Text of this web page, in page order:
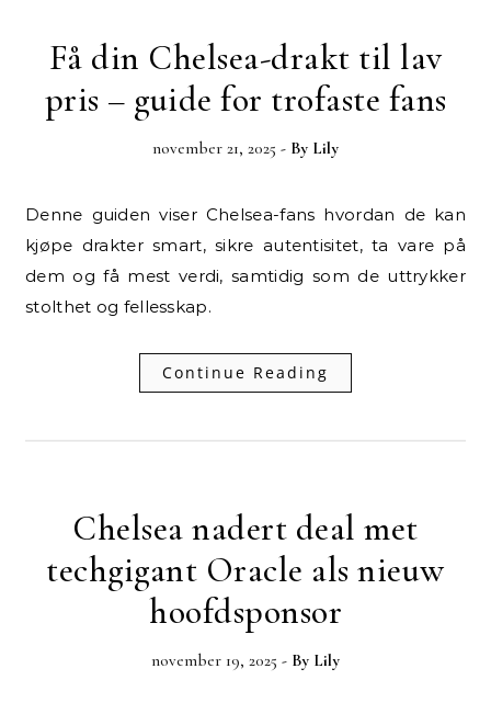
Få din Chelsea-drakt til lav
pris – guide for trofaste fans
november 21, 2025 - By Lily
Denne guiden viser Chelsea-fans hvordan de kan
kjøpe drakter smart, sikre autentisitet, ta vare på
dem og få mest verdi, samtidig som de uttrykker
stolthet og fellesskap.
Continue Reading
Chelsea nadert deal met
techgigant Oracle als nieuw
hoofdsponsor
november 19, 2025 - By Lily